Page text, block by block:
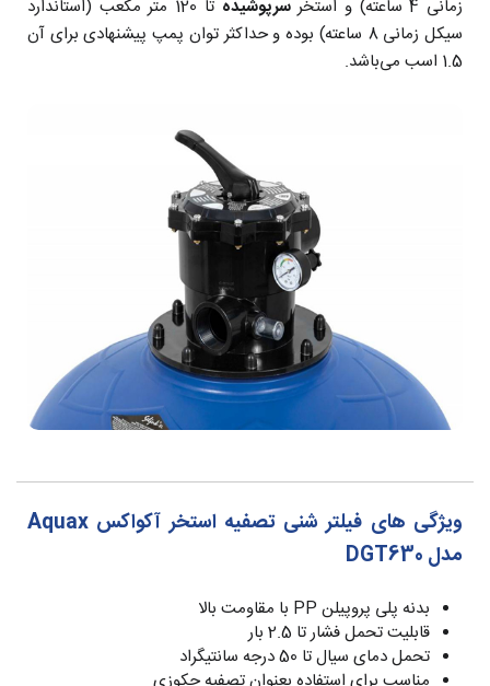
زمانی 4 ساعته) و استخر سرپوشیده
تا 120 متر مکعب (استاندارد
سیکل زمانی 8 ساعته) بوده و حداکثر توان پمپ پیشنهادی برای آن
1.5 اسب می‌باشد.
ویژگی های فیلتر شنی تصفیه استخر آکواکس Aquax
مدل DGT630
بدنه پلی پروپیلن PP با مقاومت بالا
قابلیت تحمل فشار تا 2.5 بار
تحمل دمای سیال تا 50 درجه سانتیگراد